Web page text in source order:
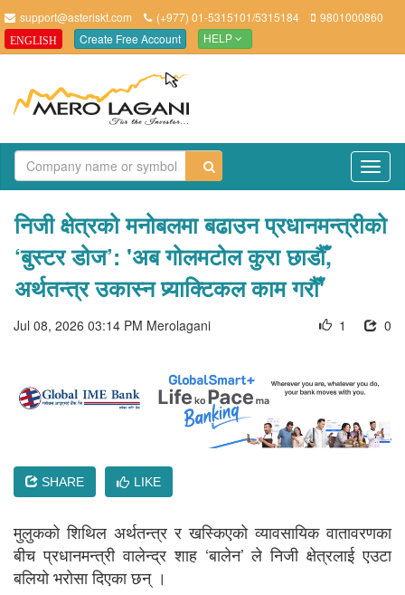
support@asteriskt.com (+977) 01-5315101/5315184 9801000860
ENGLISH Create Free Account HELP
निजी क्षेत्रको मनोबलमा बढाउन प्रधानमन्त्रीको
‘बुस्टर डोज’: 'अब गोलमटोल कुरा छाडौँ,
अर्थतन्त्र उकास्न प्र्याक्टिकल काम गरौँ'
Jul 08, 2026 03:14 PM Merolagani 0
1
SHARE LIKE
मुलुकको शिथिल अर्थतन्त्र र खस्किएको व्यावसायिक वातावरणका
बीच प्रधानमन्त्री वालेन्द्र शाह ‘बालेन’ ले निजी क्षेत्रलाई एउटा
बलियो भरोसा दिएका छन् ।